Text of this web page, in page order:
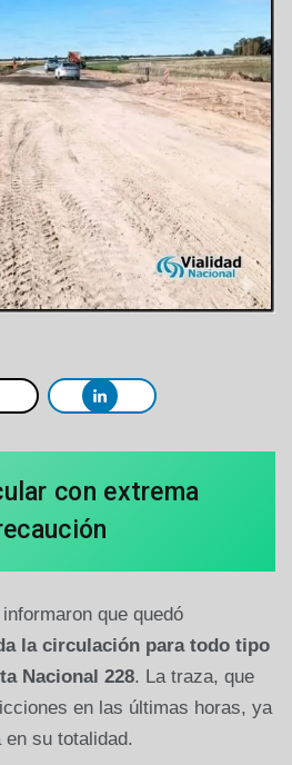
con extrema
que quedó
la circulación para todo tipo
Nacional 228. La traza, que
en las últimas horas, ya
su totalidad.